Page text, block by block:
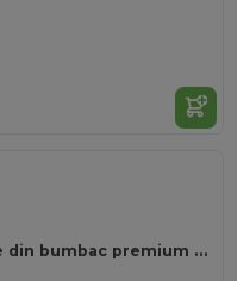
Pălărie de soare din bumbac premium BILGOLA pentru protecție UV supremă